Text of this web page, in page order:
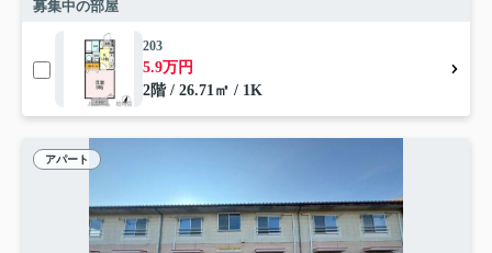
募集中の部屋
203
5.9万円
2階 / 26.71㎡ / 1K
アパート